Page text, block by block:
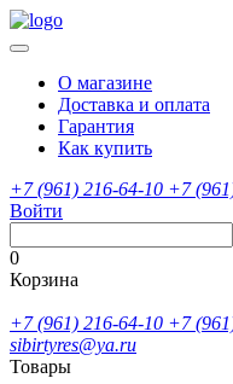
О магазине
Доставка и оплата
Гарантия
Как купить
+7 (961) 216-64-10 +7
Войти
0
Корзина
+7 (961) 216-64-10 +7
sibirtyres@ya.ru
Товары